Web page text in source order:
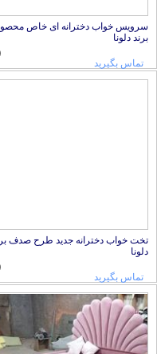
سرویس خواب دخترانه ای خاص محصول
برند دلونا
تماس بگیرید
تخت خواب دخترانه جدید طرح صدف برند
دلونا
تماس بگیرید